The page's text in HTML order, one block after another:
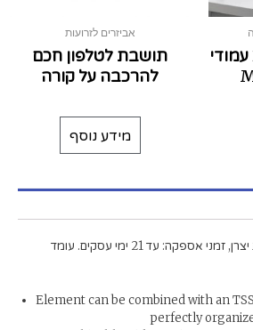
קורה 160 ס"מ עם 2 עמודי
אביזרים לזרועות
תושבת לטלפון חכם
להרכבה על קורה
מידע נוסף
אחריות: 5 שנים אחריות יצרן, זמני אספקה: עד 21 ימי עסקים. עומד
Element can be combined with an
perfectly